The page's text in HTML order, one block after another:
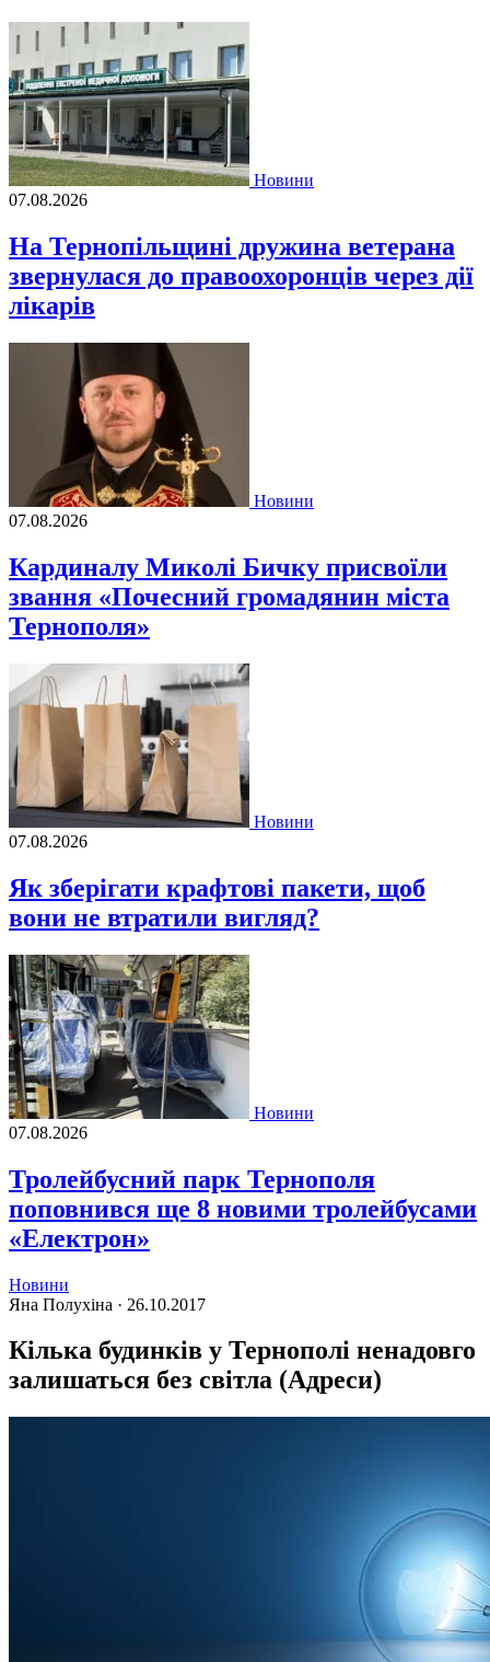
Новини
07.08.2026
На Тернопільщині дружина ветерана
звернулася до правоохоронців через дії
лікарів
Новини
07.08.2026
Кардиналу Миколі Бичку присвоїли
звання «Почесний громадянин міста
Тернополя»
Новини
07.08.2026
Як зберігати крафтові пакети, щоб
вони не втратили вигляд?
Новини
07.08.2026
Тролейбусний парк Тернополя
поповнився ще 8 новими тролейбусами
«Електрон»
Новини
Яна Полухіна · 26.10.2017
Кілька будинків у Тернополі ненадовго
залишаться без світла (Адреси)